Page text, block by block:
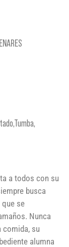
a todos con su
busca
se
Nunca
comida, su
alumna